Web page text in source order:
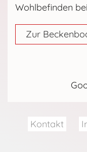
Wohlbefinden
Zur
Kontakt